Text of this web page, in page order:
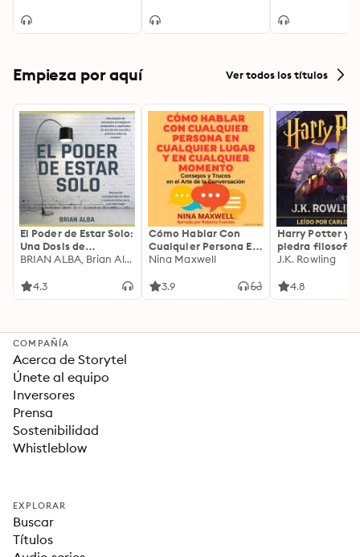
and Romanticism
Empieza por aquí Ver todos los títulos
El Poder de Estar Solo:
Una Dosis de
Motivación
Ideas Revolucionarias
BRIAN ALBA, Brian Alba
4.3
Cómo Hablar Con
Cualquier Persona En
Cualquier Lugar Y En
Nina Maxwell
3.9
Harry Potter y
piedra filosofal
J.K. Rowling
4.8
COMPAÑÍA
Acerca de Storytel
Únete al equipo
Inversores
Prensa
Sostenibilidad
Whistleblow
EXPLORAR
Buscar
Títulos